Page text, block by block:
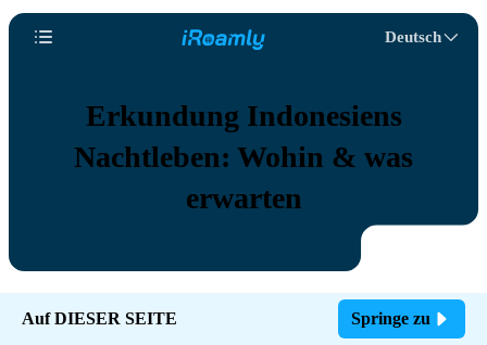
Deutsch
Erkundung Indonesiens
Nachtleben: Wohin & was
erwarten
Auf DIESER SEITE Springe zu